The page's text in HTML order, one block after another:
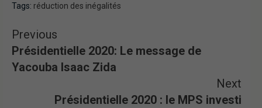
Tags: réduction des inégalités
Previous
Présidentielle 2020: Le message de
Yacouba Isaac Zida
Next
Présidentielle 2020 : le MPS investi